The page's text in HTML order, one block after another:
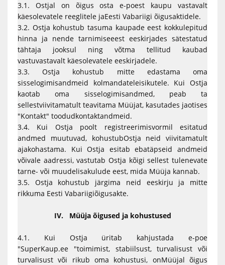
3.1. Ostjal on õigus osta e-poest kaupu vastavalt
käesolevatele reeglitele jaEesti Vabariigi õigusaktidele.
3.2. Ostja kohustub tasuma kaupade eest kokkulepitud
hinna ja nende tarnimiseeest eeskirjades sätestatud
tähtaja jooksul ning võtma tellitud kaubad
vastuvastavalt käesolevatele eeskirjadele.
3.3. Ostja kohustub mitte edastama oma
sisselogimisandmeid kolmandateleisikutele. Kui Ostja
kaotab oma sisselogimisandmed, peab ta
sellestviivitamatult teavitama Müüjat, kasutades jaotises
"Kontakt" toodudkontaktandmeid.
3.4. Kui Ostja poolt registreerimisvormil esitatud
andmed muutuvad, kohustubOstja neid viivitamatult
ajakohastama. Kui Ostja esitab ebatäpseid andmeid
võivale aadressi, vastutab Ostja kõigi sellest tulenevate
tarne- või muudelisakulude eest, mida Müüja kannab.
3.5. Ostja kohustub järgima neid eeskirju ja mitte
rikkuma Eesti Vabariigiõigusakte.
IV. Müüja õigused ja kohustused
4.1. Kui Ostja üritab kahjustada e-poe
"SuperKaup.ee "toimimist, stabiilsust, turvalisust või
turvalisust või rikub oma kohustusi, onMüüjal õigus